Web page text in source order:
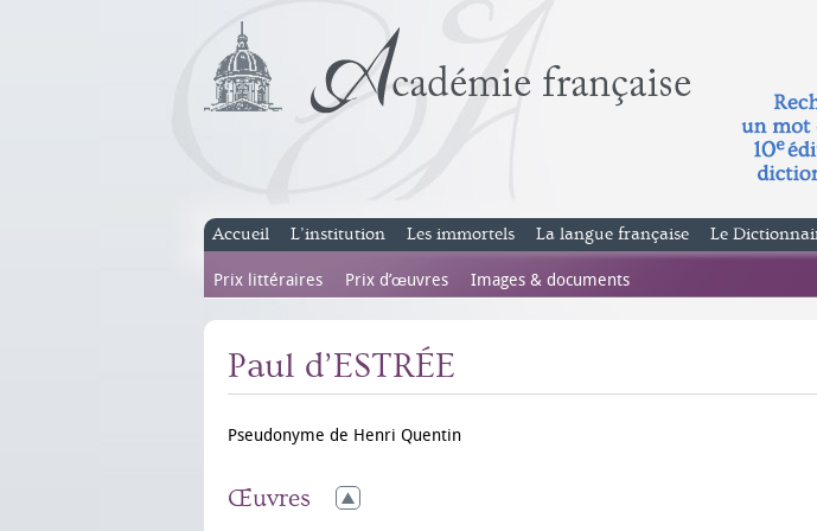
Accueil L’institution Les immortels La langue française Le
Prix littéraires Prix d’œuvres Images & documents
Paul d’ESTRÉE
Pseudonyme de Henri Quentin
Œuvres